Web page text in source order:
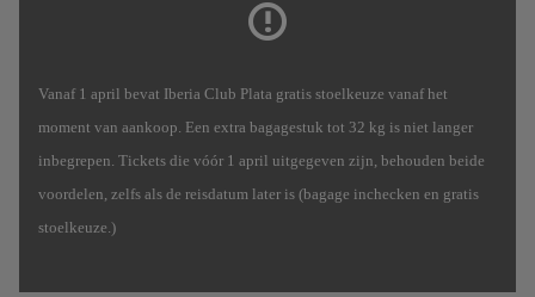
Vanaf 1 april bevat Iberia Club Plata gratis stoelkeuze vanaf het
moment van aankoop. Een extra bagagestuk tot 32 kg is niet langer
inbegrepen. Tickets die vóór 1 april uitgegeven zijn, behouden beide
voordelen, zelfs als de reisdatum later is (bagage inchecken en gratis
stoelkeuze.)